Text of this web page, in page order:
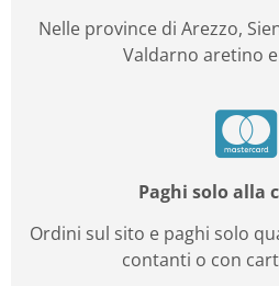
Nelle province di Arezzo,
Valdarno aretino
Paghi solo alla
Ordini sul sito e paghi solo
contanti o con